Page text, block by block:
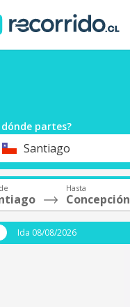
dónde partes?
Santiago
Hasta
Concepción
Ida 08/08/2026